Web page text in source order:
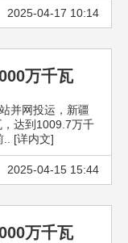
2025-04-17 10:14
万千瓦
并网投运，新疆
达到1009.7万千
.. [详内文]
2025-04-15 15:44
万千瓦